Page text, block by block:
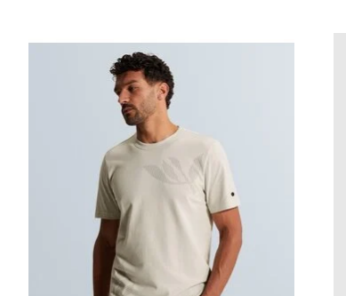
Items van productcarrousel